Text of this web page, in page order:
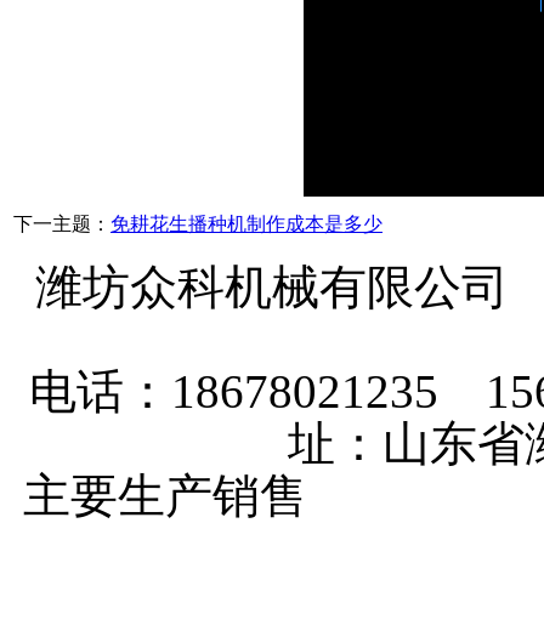
下一主题： 免耕花生播种机制作成本是多少
潍坊众科机械有限公
电话：18678021235
址：山东省
主要生产销售